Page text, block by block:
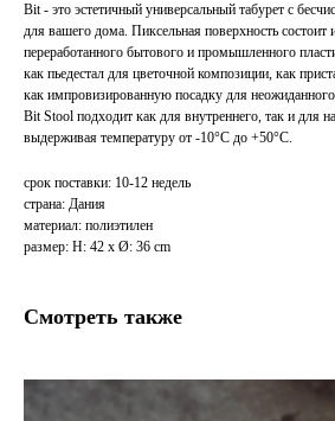
Bit - это эстетичный универсальный табурет с
для вашего дома. Пиксельная поверхность состоит
переработанного бытового и промышленного
как пьедестал для цветочной композиции, как
как импровизированную посадку для
Bit Stool подходит как для внутреннего, так и для
выдерживая температуру от -10°C до +50°C.
срок поставки: 10-12 недель
страна: Дания
материал: полиэтилен
размер: H: 42 x Ø: 36 cm
Смотреть также